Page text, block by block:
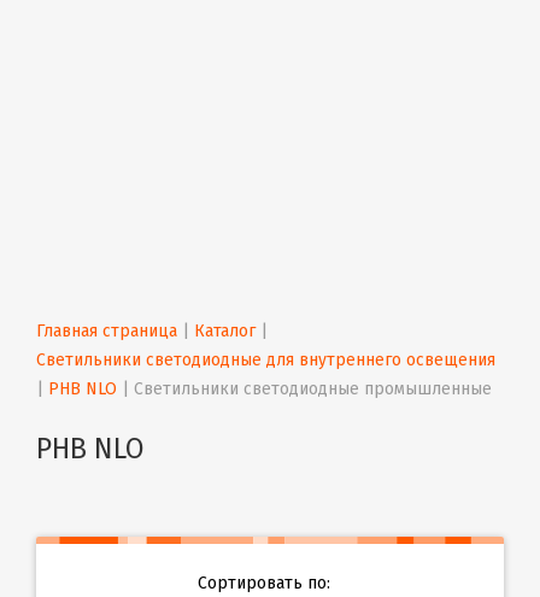
Главная страница Каталог |
Светильники светодиодные для внутреннего освещения
PHB NLO Светильники светодиодные промышленные
PHB NLO
Сортировать по: